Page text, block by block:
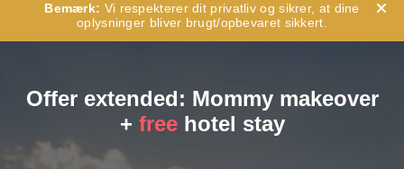
Vi respekterer dit privatliv og sikrer, at dine
oplysninger bliver brugt/opbevaret sikkert.
Offer extended: Mommy makeover
+ freehotel stay